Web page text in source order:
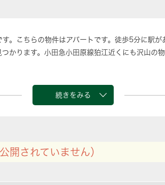
。こちらの物件はアパートです。徒歩5分に駅
かります。小田急小田原線狛江近くにも沢山の物
続きをみる
開されていません）